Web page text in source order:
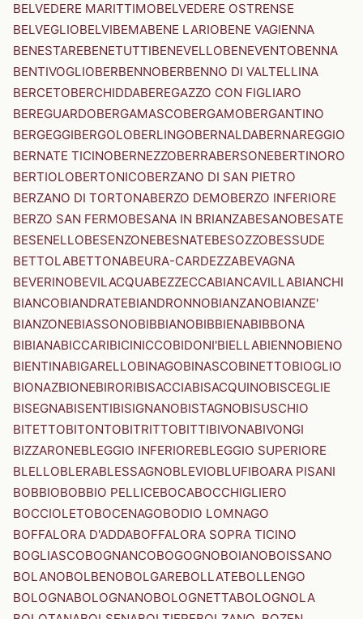
BELVEDERE MARITTIMOBELVEDERE OSTRENSE
BELVEGLIOBELVIBEMABENE LARIOBENE VAGIENNA
BENESTAREBENETUTTIBENEVELLOBENEVENTOBENNA
BENTIVOGLIOBERBENNOBERBENNO DI VALTELLINA
BERCETOBERCHIDDABEREGAZZO CON FIGLIARO
BEREGUARDOBERGAMASCOBERGAMOBERGANTINO
BERGEGGIBERGOLOBERLINGOBERNALDABERNAREGGIO
BERNATE TICINOBERNEZZOBERRABERSONEBERTINORO
BERTIOLOBERTONICOBERZANO DI SAN PIETRO
BERZANO DI TORTONABERZO DEMOBERZO INFERIORE
BERZO SAN FERMOBESANA IN BRIANZABESANOBESATE
BESENELLOBESENZONEBESNATEBESOZZOBESSUDE
BETTOLABETTONABEURA-CARDEZZABEVAGNA
BEVERINOBEVILACQUABEZZECCABIANCAVILLABIANCHI
BIANCOBIANDRATEBIANDRONNOBIANZANOBIANZE'
BIANZONEBIASSONOBIBBIANOBIBBIENABIBBONA
BIBIANABICCARIBICINICCOBIDONI'BIELLABIENNOBIENO
BIENTINABIGARELLOBINAGOBINASCOBINETTOBIOGLIO
BIONAZBIONEBIRORIBISACCIABISACQUINOBISCEGLIE
BISEGNABISENTIBISIGNANOBISTAGNOBISUSCHIO
BITETTOBITONTOBITRITTOBITTIBIVONABIVONGI
BIZZARONEBLEGGIO INFERIOREBLEGGIO SUPERIORE
BLELLOBLERABLESSAGNOBLEVIOBLUFIBOARA PISANI
BOBBIOBOBBIO PELLICEBOCABOCCHIGLIERO
BOCCIOLETOBOCENAGOBODIO LOMNAGO
BOFFALORA D'ADDABOFFALORA SOPRA TICINO
BOGLIASCOBOGNANCOBOGOGNOBOIANOBOISSANO
BOLANOBOLBENOBOLGAREBOLLATEBOLLENGO
BOLOGNABOLOGNANOBOLOGNETTABOLOGNOLA